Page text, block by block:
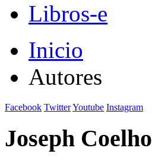
Libros-e
Inicio
Autores
Facebook TwitterYoutube Instagram
Joseph Coelho